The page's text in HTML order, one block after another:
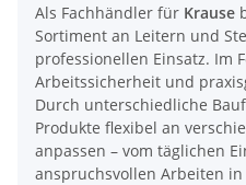
Als Fachhändler für Krause
Sortiment an Leitern und
professionellen Einsatz. Im
Arbeitssicherheit und
Durch unterschiedliche
Produkte flexibel an
anpassen – vom täglichen
anspruchsvollen Arbeiten